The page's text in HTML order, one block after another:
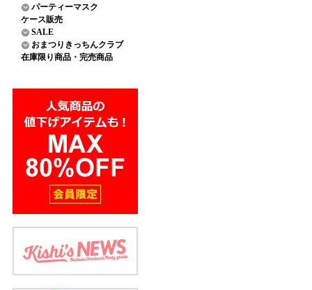
パーティーマスク
ケース販売
SALE
おまつりきっちんクラブ
在庫限り商品・完売商品